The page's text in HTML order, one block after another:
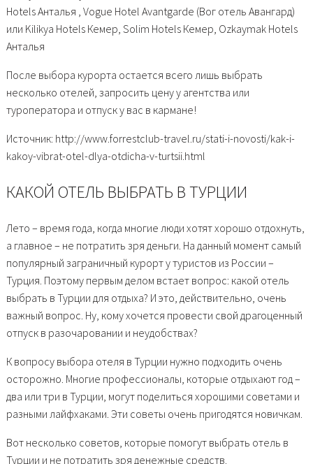
Hotels Анталья , Vogue Hotel Avantgarde (Вог отель Авангард)
или Kilikya Hotels Кемер, Solim Hotels Кемер, Ozkaymak Hotels
Анталья
После выбора курорта остается всего лишь выбрать
несколько отелей, запросить цену у агентства или
туроператора и отпуск у вас в кармане!
Источник: http://www.forrestclub-travel.ru/stati-i-novosti/kak-i-
kakoy-vibrat-otel-dlya-otdicha-v-turtsii.html
КАКОЙ ОТЕЛЬ ВЫБРАТЬ В ТУРЦИИ
Лето – время года, когда многие люди хотят хорошо отдохнуть,
а главное – не потратить зря деньги. На данный момент самый
популярный заграничный курорт у туристов из России –
Турция. Поэтому первым делом встает вопрос: какой отель
выбрать в Турции для отдыха? И это, действительно, очень
важный вопрос. Ну, кому хочется провести свой драгоценный
отпуск в разочаровании и неудобствах?
К вопросу выбора отеля в Турции нужно подходить очень
осторожно. Многие профессионалы, которые отдыхают год –
два или три в Турции, могут поделиться хорошими советами и
разными лайфхаками. Эти советы очень пригодятся новичкам.
Вот несколько советов, которые помогут выбрать отель в
Турции и не потратить зря денежные средств.